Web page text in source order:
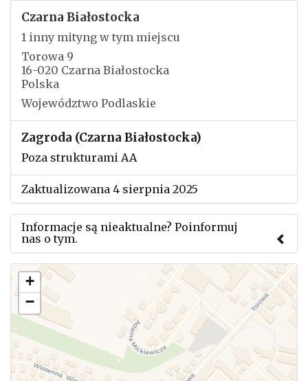
Czarna Białostocka
1 inny mityng w tym miejscu
Torowa 9
16-020 Czarna Białostocka
Polska
Województwo Podlaskie
Zagroda (Czarna Białostocka)
Poza strukturami AA
Zaktualizowana 4 sierpnia 2025
Informacje są nieaktualne? Poinformuj
nas o tym.
Użyj tego formularza aby przesłać informację o
zmianach w powyższym mityngu.
+
−